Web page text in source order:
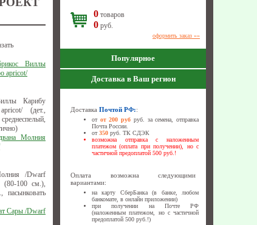
Виллы
apricot/
Карибу
(дет.,
Молния
/Dwarf
(80-100 см.),
пасынковать
Сары /Dwarf
0 товаров
0 руб.
оформить заказ »»
Популярное
Доставка в Ваш регион
Доставка Почтой РФ::
от от 200 руб руб. за семена, отправка
Почта России.
от350 руб. ТК СДЭК
возможна отправка с наложенным
платежом (оплата при получении), но с
частичной предоплатой 500 руб.!
Оплата возможна следующими
вариантами:
на карту СберБанка (в банке, любом
банкомате, в онлайн приложении)
при получении на Почте РФ
(наложенным платежом, но с частичной
предоплатой 500 руб.!)